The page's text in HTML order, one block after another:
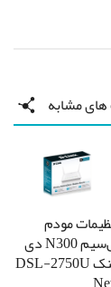
مشابه
مودم
بی‌سیم N300 دی
لینک DSL-2750U